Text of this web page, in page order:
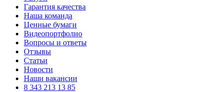
Гарантия качества
Наша команда
Ценные бумаги
Видеопортфолио
Вопросы и ответы
Отзывы
Статьи
Новости
Наши вакансии
8 343 213 13 85